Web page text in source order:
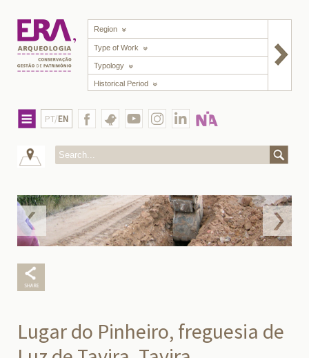
Region
Type of Work
Typology
Historical Period
PT/EN
Lugar do Pinheiro, freguesia de